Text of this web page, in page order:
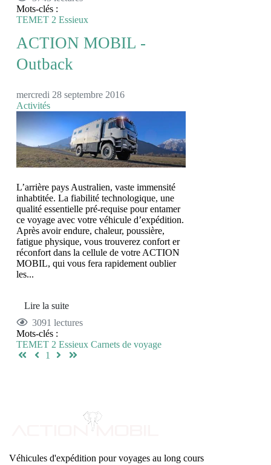
Mots-clés :
TEMET 2 Essieux
ACTION MOBIL -
Outback
mercredi 28 septembre 2016
Activités
L’arrière pays Australien, vaste immensité
inhabtitée. La fiabilité technologique, une
qualité essentielle pré-requise pour entamer
ce voyage avec votre véhicule d’expédition.
Après avoir endure, chaleur, poussière,
fatigue physique, vous trouverez confort er
réconfort dans la cellule de votre ACTION
MOBIL, qui vous fera rapidement oublier
les...
Lire la suite
3091 lectures
Mots-clés :
TEMET 2 Essieux Carnets de voyage
First Page
Previous Page
1 Next Page
Véhicules d'expédition pour voyages au long cours